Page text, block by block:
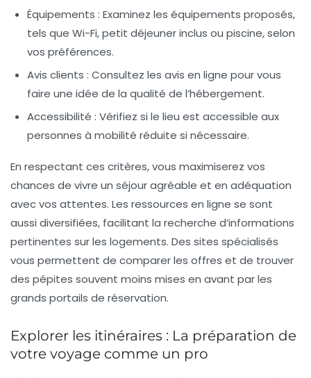
Équipements : Examinez les équipements proposés,
tels que Wi-Fi, petit déjeuner inclus ou piscine, selon
vos préférences.
Avis clients : Consultez les avis en ligne pour vous
faire une idée de la qualité de l’hébergement.
Accessibilité : Vérifiez si le lieu est accessible aux
personnes à mobilité réduite si nécessaire.
En respectant ces critères, vous maximiserez vos
chances de vivre un séjour agréable et en adéquation
avec vos attentes. Les ressources en ligne se sont
aussi diversifiées, facilitant la recherche d’informations
pertinentes sur les logements. Des sites spécialisés
vous permettent de comparer les offres et de trouver
des pépites souvent moins mises en avant par les
grands portails de réservation.
Explorer les itinéraires : La préparation de
votre voyage comme un pro